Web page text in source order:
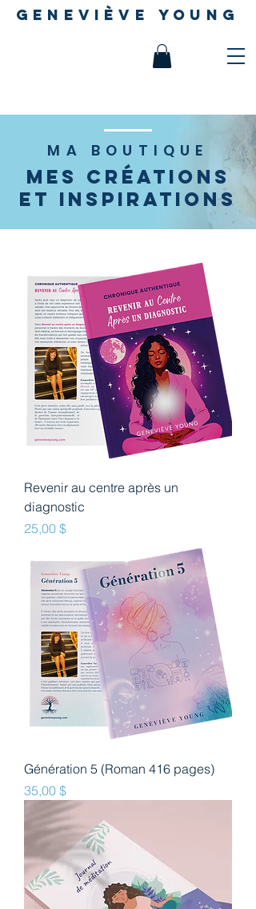
geneviève young
MA BOUTIQUE
Mes créations
et inspirations
Revenir au centre après un
diagnostic
Prix
25,00 $
Génération 5 (Roman 416 pages)
Prix
35,00 $